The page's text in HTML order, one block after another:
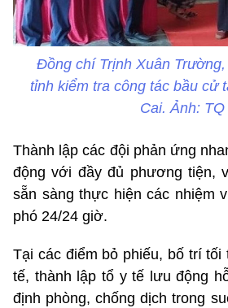
Đồng chí Trịnh Xuân
tỉnh kiểm tra công tác bầu cử
Cai. Ảnh: TQ
Thành lập các đội phản ứng
động với đầy đủ phương tiện,
sẵn sàng thực hiện các nhiệm
phó 24/24 giờ.
Tại các điểm bỏ phiếu, bố trí tối
tế, thành lập tổ y tế lưu động
định phòng, chống dịch trong